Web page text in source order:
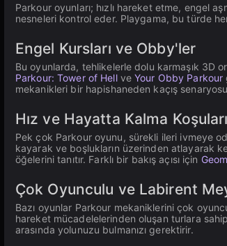
Parkour oyunları; hızlı hareket etme, engel
nesneleri kontrol eder. Playgama, bu türde
Engel Kursları ve Obby'ler
Bu oyunlarda, tehlikelerle dolu karmaşık 3D
Parkour: Tower of HellveYour Obby Parkour
mekanikleri bir hapishaneden kaçış
Hız ve Hayatta Kalma Koşuları
Pek çok Parkour oyunu, sürekli ileri ivmeye
kayarak ve boşlukların üzerinden atlayarak
öğelerini tanıtır. Farklı bir bakış açısı için
Çok Oyunculu ve Labirent
Bazı oyunlar Parkour mekaniklerini çok
hareket mücadelelerinden oluşan turlara
arasında yolunuzu bulmanızı gerektirir.